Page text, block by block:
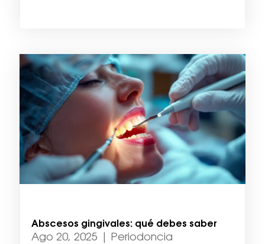
Abscesos gingivales: qué debes saber
Ago 20, 2025
Periodoncia